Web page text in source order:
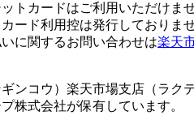
トカードはご利用いただけませ
ード利用控は発行しておりませ
に関するお問い合わせは楽天
ンコウ）楽天市場支店（ラク
株式会社が保有しています。